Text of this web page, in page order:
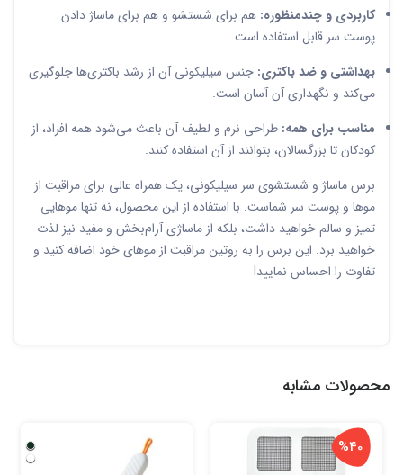
کاربردی و چندمنظوره: هم برای شستشو و هم برای ماساژ دادن
پوست سر قابل استفاده است.
بهداشتی و ضد باکتری: جنس سیلیکونی آن از رشد باکتری‌ها جلوگیری
می‌کند و نگهداری آن آسان است.
مناسب برای همه: طراحی نرم و لطیف آن باعث می‌شود همه افراد، از
کودکان تا بزرگسالان، بتوانند از آن استفاده کنند.
برس ماساژ و شستشوی سر سیلیکونی، یک همراه عالی برای مراقبت از
موها و پوست سر شماست. با استفاده از این محصول، نه تنها موهایی
تمیز و سالم خواهید داشت، بلکه از ماساژی آرام‌بخش و مفید نیز لذت
خواهید برد. این برس را به روتین مراقبت از موهای خود اضافه کنید و
تفاوت را احساس نمایید!
محصولات مشابه
%40